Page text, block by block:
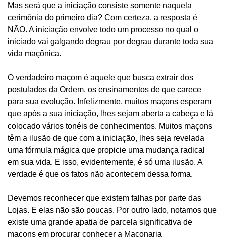
Mas será que a iniciação consiste somente naquela
cerimônia do primeiro dia? Com certeza, a resposta é
NÃO. A iniciação envolve todo um processo no qual o
iniciado vai galgando degrau por degrau durante toda sua
vida maçônica.
O verdadeiro maçom é aquele que busca extrair dos
postulados da Ordem, os ensinamentos de que carece
para sua evolução. Infelizmente, muitos maçons esperam
que após a sua iniciação, lhes sejam aberta a cabeça e lá
colocado vários tonéis de conhecimentos. Muitos maçons
têm a ilusão de que com a iniciação, lhes seja revelada
uma fórmula mágica que propicie uma mudança radical
em sua vida. E isso, evidentemente, é só uma ilusão. A
verdade é que os fatos não acontecem dessa forma.
Devemos reconhecer que existem falhas por parte das
Lojas. E elas não são poucas. Por outro lado, notamos que
existe uma grande apatia de parcela significativa de
maçons em procurar conhecer a Maçonaria